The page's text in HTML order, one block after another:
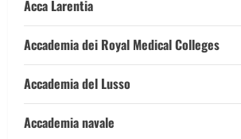
Acca Larentia
Accademia dei Royal Medical Colleges
Accademia del Lusso
Accademia navale